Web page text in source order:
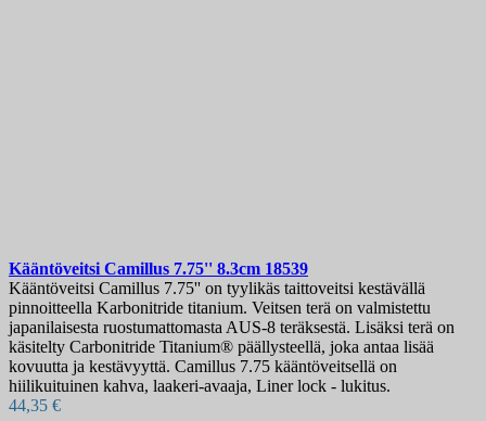
Kääntöveitsi Camillus 7.75'' 8.3cm 18539
Kääntöveitsi Camillus 7.75'' on tyylikäs taittoveitsi kestävällä
pinnoitteella Karbonitride titanium. Veitsen terä on valmistettu
japanilaisesta ruostumattomasta AUS-8 teräksestä. Lisäksi terä on
käsitelty Carbonitride Titanium® päällysteellä, joka antaa lisää
kovuutta ja kestävyyttä. Camillus 7.75 kääntöveitsellä on
hiilikuituinen kahva, laakeri-avaaja, Liner lock - lukitus.
44,35 €